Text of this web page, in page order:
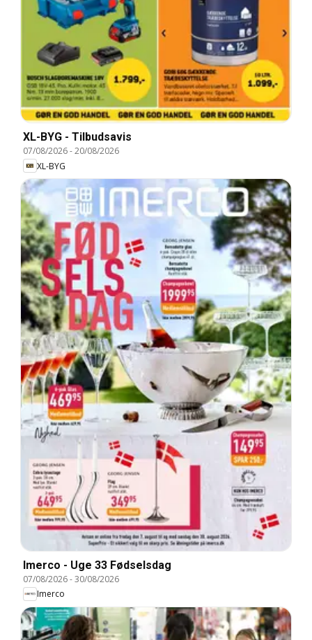
XL-BYG - Tilbudsavis
07/08/2026-20/08/2026
XL-BYG
Imerco - Uge 33 Fødselsdag
07/08/2026-30/08/2026
Imerco